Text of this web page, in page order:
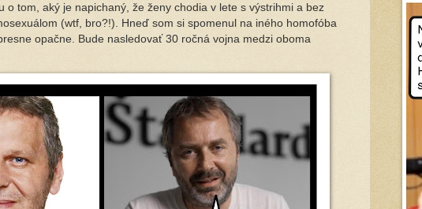
o tom, aký je napichaný, že ženy chodia v lete s výstrihmi a bez
(wtf, bro?!). Hneď som si spomenul na iného homofóba
opačne. Bude nasledovať 30 ročná vojna medzi oboma